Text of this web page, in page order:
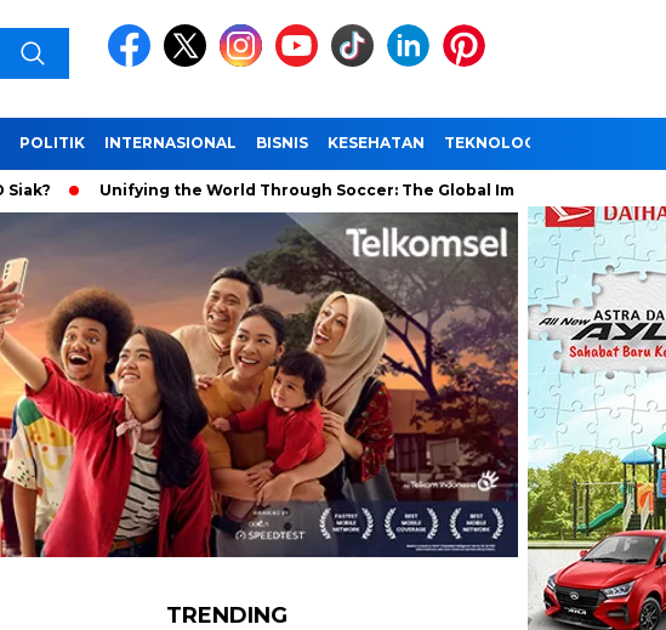
POLITIK INTERNASIONAL BISNIS KESEHATAN TEKNOLOGI
Unifying the World Through Soccer: The Global Impact of the World Cup
TRENDING